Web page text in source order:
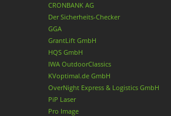
CRONBANK AG
Der Sicherheits-Checker
GGA
GrantLift GmbH
HQS GmbH
IWA OutdoorClassics
KVoptimal.de GmbH
OverNight Express & Logistics GmbH
PiP Laser
Pro Image